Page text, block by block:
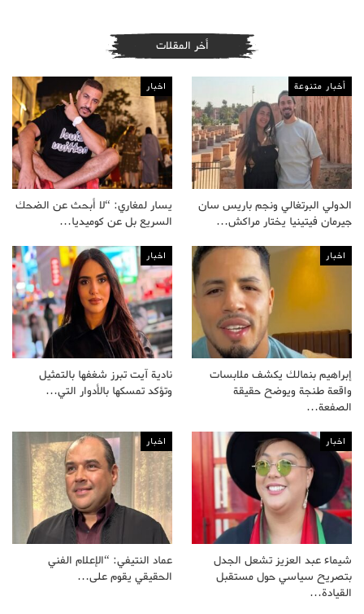
أخر المقلات
أخبار متنوعة
الدولي البرتغالي ونجم باريس سان
جيرمان فيتينيا يختار مراكش…
اخبار
يسار لمغاري: “لا أبحث عن الضحك
السريع بل عن كوميديا…
اخبار
إبراهيم بنمالك يكشف ملابسات
واقعة طنجة ويوضح حقيقة
الصفعة…
اخبار
نادية آيت تبرز شغفها بالتمثيل
وتؤكد تمسكها بالأدوار التي…
اخبار
شيماء عبد العزيز تشعل الجدل
بتصريح سياسي حول مستقبل
القيادة…
اخبار
عماد النتيفي: “الإعلام الفني
الحقيقي يقوم على…